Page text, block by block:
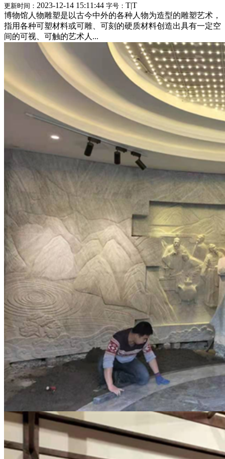
更新时间： 2023-12-14 15:11:44 字号： T|T
博物馆人物雕塑是以古今中外的各种人物为造型的雕塑艺术，
指用各种可塑材料或可雕、可刻的硬质材料创造出具有一定空
间的可视、可触的艺术人...